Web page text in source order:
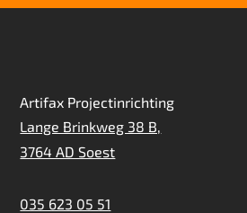
Artifax Projectinrichting
Lange Brinkweg 38 B,
3764 AD Soest
035 623 05 51